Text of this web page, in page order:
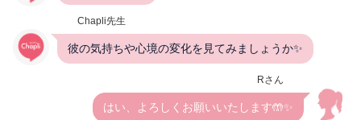
Chapli先生
彼の気持ちや心境の変化を見てみましょうか✨
Rさん
はい、よろしくお願いいたします🤲✨